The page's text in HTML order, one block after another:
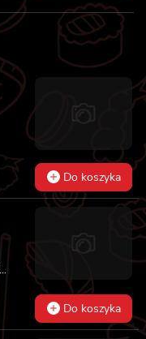
Do koszyka
Do koszyka